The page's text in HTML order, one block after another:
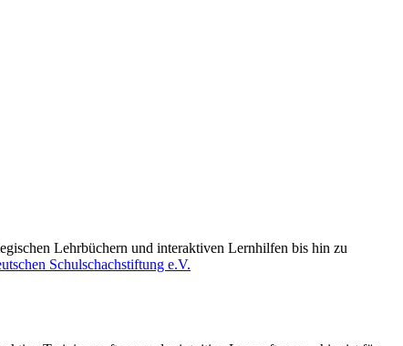
Lehrbüchern und interaktiven Lernhilfen bis hin zu